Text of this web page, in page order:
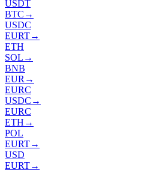
USDT
BTC →
USDC
EURT→
ETH
SOL →
BNB
EUR →
EURC
USDC →
EURC
ETH →
POL
EURT→
USD
EURT→